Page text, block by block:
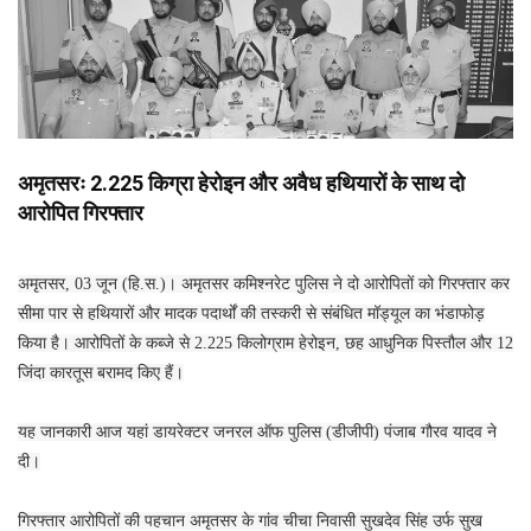
अमृतसरः 2.225 किग्रा हेरोइन और अवैध हथियारों के साथ दो
आरोपित गिरफ्तार
अमृतसर, 03 जून (हि.स.)। अमृतसर कमिश्नरेट पुलिस ने दो आरोपितों को गिरफ्तार कर
सीमा पार से हथियारों और मादक पदार्थों की तस्करी से संबंधित मॉड्यूल का भंडाफोड़
किया है। आरोपितों के कब्जे से 2.225 किलोग्राम हेरोइन, छह आधुनिक पिस्तौल और 12
जिंदा कारतूस बरामद किए हैं।
यह जानकारी आज यहां डायरेक्टर जनरल ऑफ पुलिस (डीजीपी) पंजाब गौरव यादव ने
दी।
गिरफ्तार आरोपितों की पहचान अमृतसर के गांव चीचा निवासी सुखदेव सिंह उर्फ सुख